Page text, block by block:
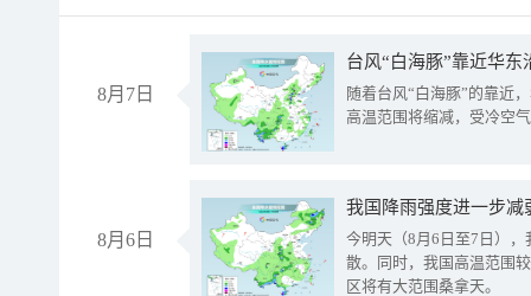
8月7日
台风“白海豚”靠近华
随着台风“白海豚”的靠近
高温范围将缩减，受冷空
8月6日
今明天（8月6日至7日）
散。同时，我国高温范围
区将有大范围桑拿天。